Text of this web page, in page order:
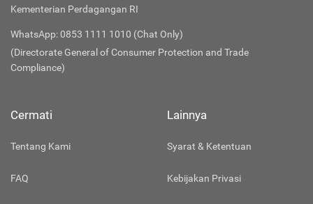
Kementerian Perdagangan RI
WhatsApp: 0853 1111 1010 (Chat Only)
(Directorate General of Consumer Protection and Trade
Compliance)
Cermati
Tentang Kami
FAQ
Lainnya
Syarat & Ketentuan
Kebijakan Privasi